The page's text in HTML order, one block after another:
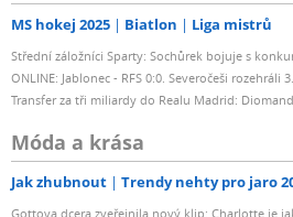
MS hokej 2025 Biatlon Liga mistrů
Střední záložníci Sparty: Sochůrek bojuje s
ONLINE: Jablonec - RFS 0:0. Severočeši
Transfer za tři miliardy do Realu Madrid:
Móda a krása
Jak zhubnout Trendy nehty pro jaro
Gottova dcera zveřejnila nový klip: Charlotte je